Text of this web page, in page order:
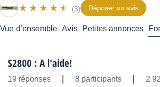
(3) Déposer un avis
Vue d’ensemble Avis Petites annonces
S2800 : A l'aide!
19 réponses 8 participants 2